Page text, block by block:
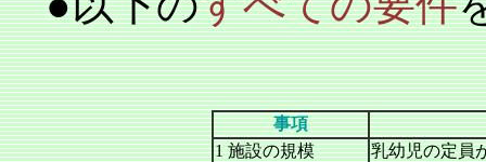
事項
1 施設の規模
乳幼児の定員